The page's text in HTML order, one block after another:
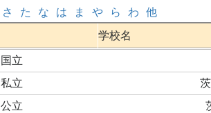
さ た な は ま や ら わ
他
学校名
国立
私立
公立